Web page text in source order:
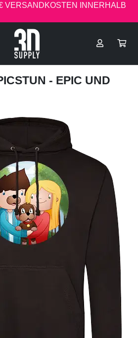
VERSANDKOSTEN INNERHALB
- EPIC UND